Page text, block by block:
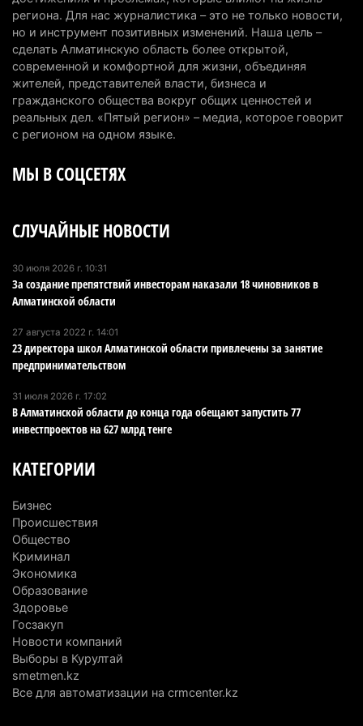
В Alatau City Authority назначили нового
директора по коммуникациям
4 августа 2026 г. 20:22
Партия «Әділет» предложила превратить
университеты в центры технологий и новых
рабочих мест
В Алматинской области назначили нового
4 августа 2026 г. 14:29
В Алматинской области второй день не могут
потушить пожар в Аксайском ущелье
4 августа 2026 г. 13:02
В Алматы приостановили лицензии 350
строительным компаниям
В команде акима Алатау новое назначение: кто
возглавил аппарат города
в число регионов с самым большим
количеством избирателей
4 августа 2026 г. 09:09
«От экспорта сырья - к сложным
производствам»: партия «Әділет» представила в
Актобе план диверсификации
3 августа 2026 г. 20:46
Солдат-срочник выпал из окна четвертого этажа
региона. Для нас журналистика – это не только новости,
но и инструмент позитивных изменений. Наша цель –
сделать Алматинскую область более открытой,
современной и комфортной для жизни, объединяя
жителей, представителей власти, бизнеса и
гражданского общества вокруг общих ценностей и
реальных дел. «Пятый регион» – медиа, которое говорит
с регионом на одном языке.
МЫ В СОЦСЕТЯХ
СЛУЧАЙНЫЕ НОВОСТИ
30 июля 2026 г. 10:31
За создание препятствий инвесторам наказали 18 чиновников в
Алматинской области
27 августа 2022 г. 14:01
23 директора школ Алматинской области привлечены за занятие
предпринимательством
31 июля 2026 г. 17:02
В Алматинской области до конца года обещают запустить 77
инвестпроектов на 627 млрд тенге
КАТЕГОРИИ
Бизнес
Происшествия
Общество
Криминал
Экономика
Образование
Здоровье
Госзакуп
Новости компаний
Выборы в Курултай
smetmen.kz
Все для автоматизации на crmcenter.kz